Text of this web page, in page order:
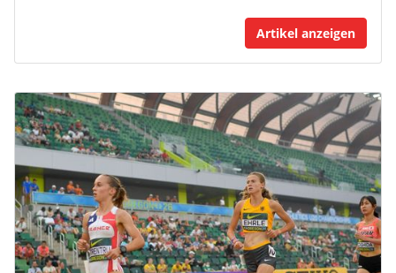
Artikel anzeigen